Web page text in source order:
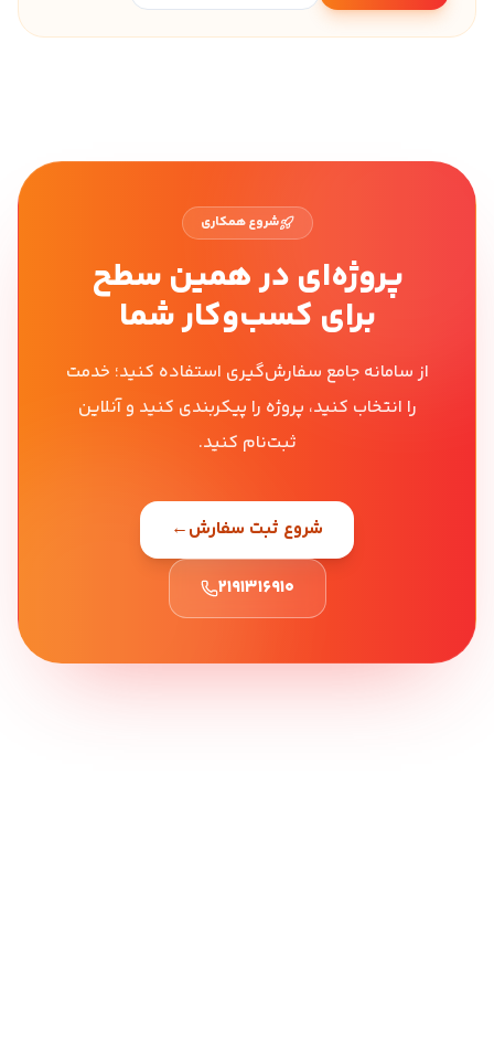
شروع همکاری
پروژه‌ای در همین سطح
برای کسب‌وکار شما
از سامانه جامع سفارش‌گیری استفاده کنید؛ خدمت
را انتخاب کنید، پروژه را پیکربندی کنید و آنلاین
ثبت‌نام کنید.
شروع ثبت سفارش←
۲۱۹۱۳۱۶۹۱۰